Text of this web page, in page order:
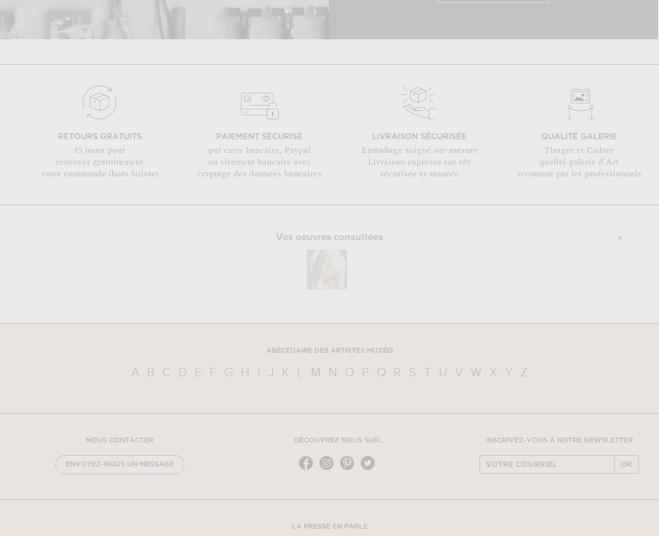
RETOURS GRATUITS
15 jours pour
renvoyer gratuitement
votre commande (hors Suisse)
PAIEMENT SÉCURISÉ
par carte bancaire, Paypal
ou virement bancaire avec
cryptage des données bancaires
LIVRAISON SÉCURISÉE
Emballage soigné sur-mesure
Livraison expresse sur rdv
sécurisée et assurée
QUALITÉ GALERIE
Tirages et Cadres
qualité galerie d'Art
reconnue par les professionnels
Vos oeuvres consultées
ABÉCÉDAIRE DES ARTISTES MUZÉO
A B C D E F G H I J K L M N O P Q R S T U V W X Y Z
NOUS CONTACTER
ENVOYEZ-NOUS UN MESSAGE
DÉCOUVREZ NOUS SUR... INSCRIVEZ-VOUS À NOTRE NEWSLETTER
OK
LA PRESSE EN PARLE